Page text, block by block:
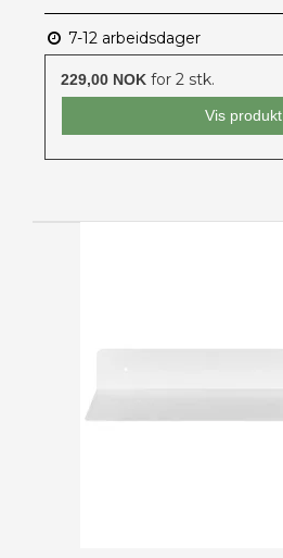
7-12 arbeidsdager
229,00 NOK for 2 stk.
Vis produkt